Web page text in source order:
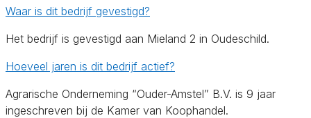
Waar is dit bedrijf gevestigd?
Het bedrijf is gevestigd aan Mieland 2 in Oudeschild.
Hoeveel jaren is dit bedrijf actief?
Agrarische Onderneming “Ouder-Amstel” B.V. is 9 jaar
ingeschreven bij de Kamer van Koophandel.